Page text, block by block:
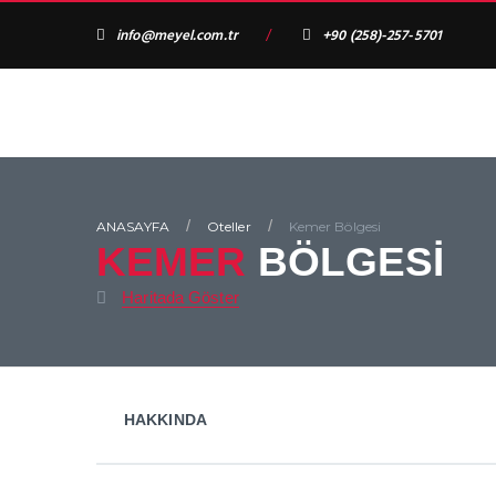
info@meyel.com.tr / +90 (258)-257-5701
ANASAYFA / Oteller / Kemer Bölgesi
KEMER BÖLGESİ
Haritada Göster
HAKKINDA